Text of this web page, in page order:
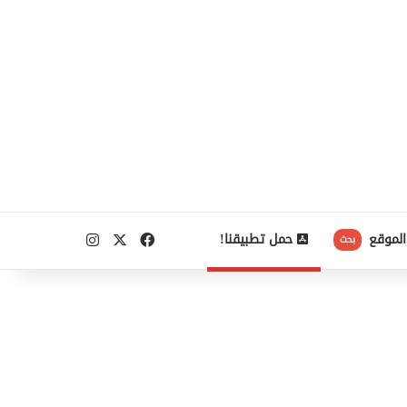
بحث حمل تطبيقنا! فيسبوكانستقرام